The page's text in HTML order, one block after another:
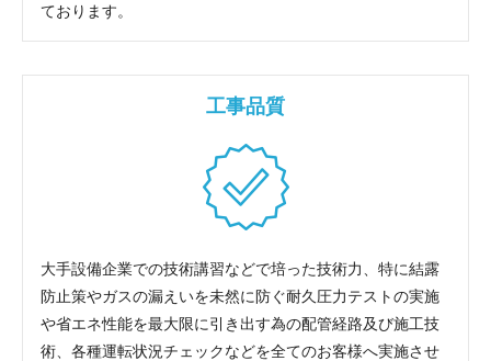
ております。
工事品質
大手設備企業での技術講習などで培った技術力、特に結露
防止策やガスの漏えいを未然に防ぐ耐久圧力テストの実施
や省エネ性能を最大限に引き出す為の配管経路及び施工技
術、各種運転状況チェックなどを全てのお客様へ実施させ